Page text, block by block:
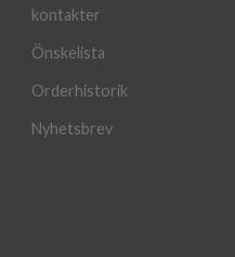
kontakter
Önskelista
Orderhistorik
Nyhetsbrev